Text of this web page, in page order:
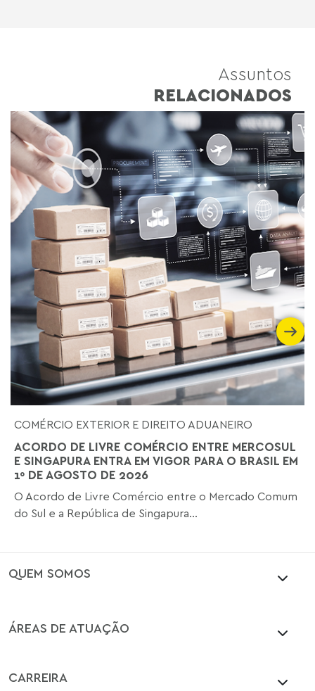
Assuntos
RELACIONADOS
COMÉRCIO EXTERIOR E DIREITO ADUANEIRO
ACORDO DE LIVRE COMÉRCIO ENTRE MERCOSUL
E SINGAPURA ENTRA EM VIGOR PARA O BRASIL EM
1º DE AGOSTO DE 2026
O Acordo de Livre Comércio entre o Mercado Comum
do Sul e a República de Singapura...
QUEM SOMOS
ÁREAS DE ATUAÇÃO
CARREIRA